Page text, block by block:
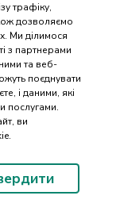
трафіку,
дозволяємо
Ми ділимося
з партнерами
та веб-
поєднувати
і даними, які
послугами.
виПІДБІР
ЗАПЧАСТИН